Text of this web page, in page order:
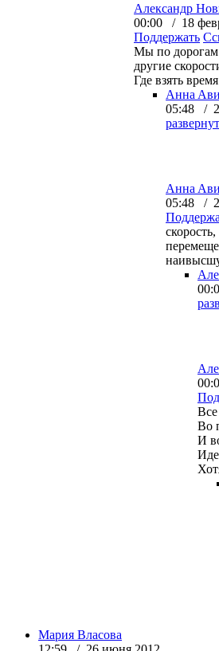
Александр
00:00 / 18
Поддержать
Мы по дорогам
другие
Где взять
Aннa
05:48 /
Aннa
05:48 /
Во
И
Мария Власова